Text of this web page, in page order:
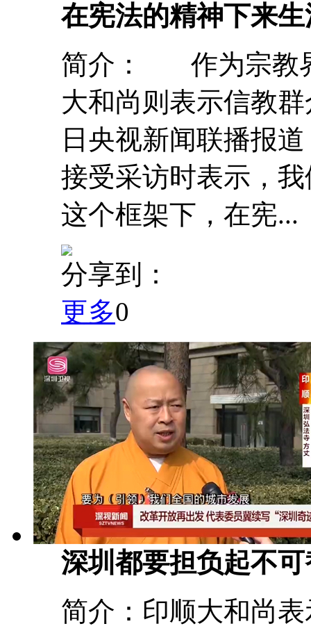
在宪法的精神下来生
简介： 作为宗教
大和尚则表示信教
日央视新闻联播报
接受采访时表示，
这个框架下，在宪...
分享到：
更多0
深圳都要担负起不
简介：印顺大和尚